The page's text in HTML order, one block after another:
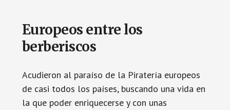
Europeos entre los
berberiscos
Acudieron al paraíso de la Piratería europeos
de casi todos los países, buscando una vida en
la que poder enriquecerse y con unas